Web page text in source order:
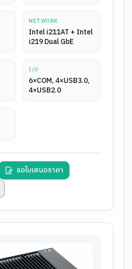
NETWORK
Intel i211AT + Intel
i219 Dual GbE
I/O
6×COM, 4×USB3.0,
4×USB2.0
ขอใบเสนอราคา